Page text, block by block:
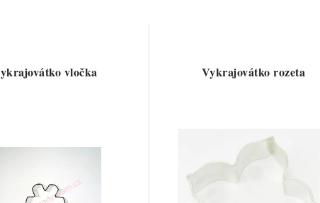
vločka Vykrajovátko rozeta